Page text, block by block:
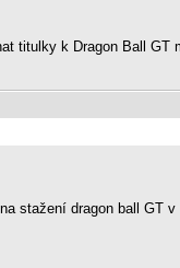
titulky k Dragon Ball GT
stažení dragon ball GT